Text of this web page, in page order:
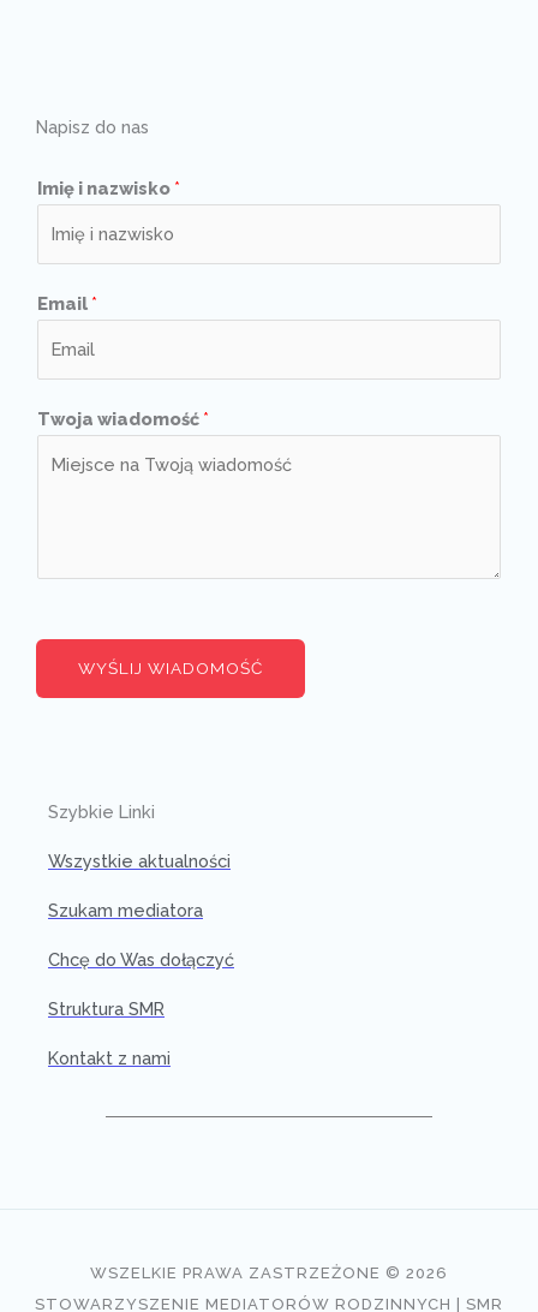
Napisz do nas
Imię i nazwisko *
Email *
Twoja wiadomość *
WYŚLIJ WIADOMOŚĆ
Szybkie Linki
Wszystkie aktualności
Szukam mediatora
Chcę do Was dołączyć
Struktura SMR
Kontakt z nami
WSZELKIE PRAWA ZASTRZEŻONE © 2026
STOWARZYSZENIE MEDIATORÓW RODZINNYCH | SMR